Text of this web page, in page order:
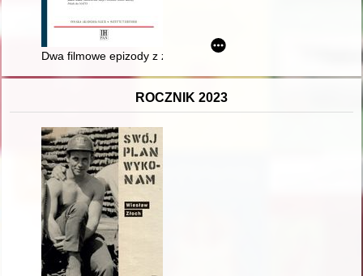
Dwa filmowe epizody z życia Allana Charlesa Elgarta
ROCZNIK 2023